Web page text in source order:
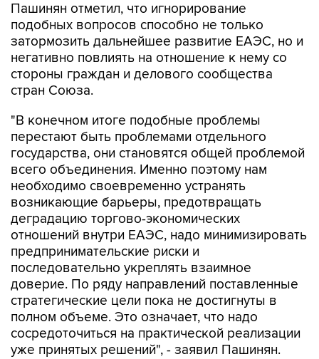
Пашинян отметил, что игнорирование
подобных вопросов способно не только
затормозить дальнейшее развитие ЕАЭС, но и
негативно повлиять на отношение к нему со
стороны граждан и делового сообщества
стран Союза.
"В конечном итоге подобные проблемы
перестают быть проблемами отдельного
государства, они становятся общей проблемой
всего объединения. Именно поэтому нам
необходимо своевременно устранять
возникающие барьеры, предотвращать
деградацию торгово-экономических
отношений внутри ЕАЭС, надо минимизировать
предпринимательские риски и
последовательно укреплять взаимное
доверие. По ряду направлений поставленные
стратегические цели пока не достигнуты в
полном объеме. Это означает, что надо
сосредоточиться на практической реализации
уже принятых решений", - заявил Пашинян.